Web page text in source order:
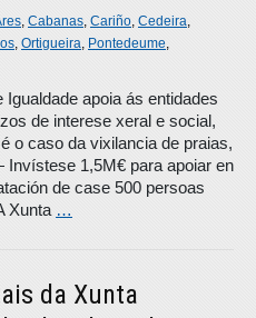
, Cabanas, Cariño, Cedeira,
, Ortigueira, Pontedeume,
apoia ás entidades
de interese xeral e social,
o caso da vixilancia de praias,
1,5M€ para apoiar en
de case 500 persoas
Xunta …
da Xunta